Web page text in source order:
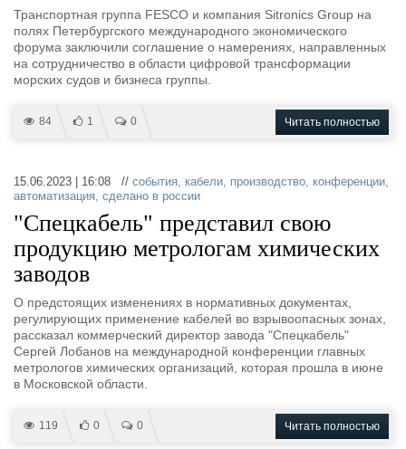
Транспортная группа FESCO и компания Sitronics Group на
полях Петербургского международного экономического
форума заключили соглашение о намерениях, направленных
на сотрудничество в области цифровой трансформации
морских судов и бизнеса группы.
84 1 0 Читать полностью
15.06.2023 | 16:08 // события, кабели, производство, конференции,
автоматизация, сделано в россии
"Спецкабель" представил свою
продукцию метрологам химических
заводов
О предстоящих изменениях в нормативных документах,
регулирующих применение кабелей во взрывоопасных зонах,
рассказал коммерческий директор завода "Спецкабель"
Сергей Лобанов на международной конференции главных
метрологов химических организаций, которая прошла в июне
в Московской области.
119 0 0 Читать полностью